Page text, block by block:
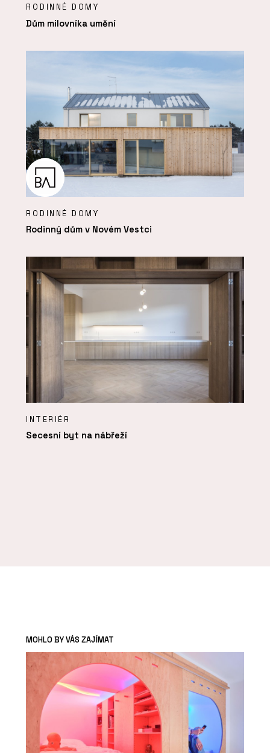
RODINNÉ DOMY
Dům milovníka umění
RODINNÉ DOMY
Rodinný dům v Novém Vestci
INTERIÉR
Secesní byt na nábřeží
MOHLO BY VÁS ZAJÍMAT